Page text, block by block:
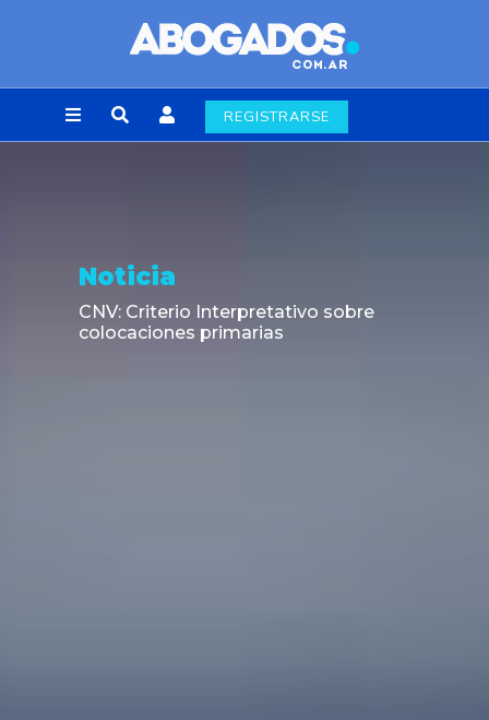
REGISTRARSE
Opinión
38.477 escritos en tres días: El caso
chileno que expuso el atraso del sistema